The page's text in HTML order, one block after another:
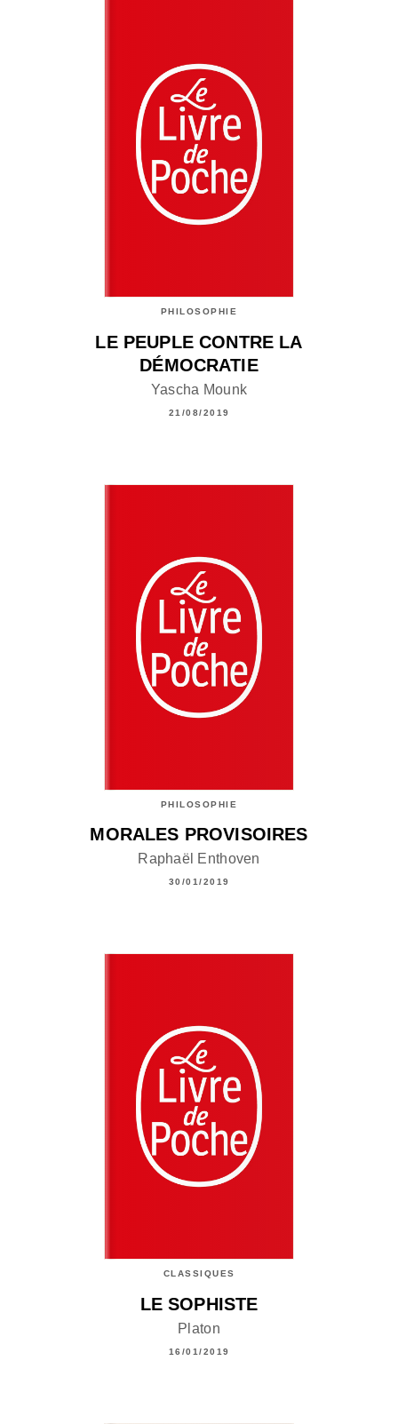
PHILOSOPHIE
LE PEUPLE CONTRE LA
DÉMOCRATIE
Yascha Mounk
21/08/2019
PHILOSOPHIE
MORALES PROVISOIRES
Raphaël Enthoven
30/01/2019
CLASSIQUES
LE SOPHISTE
Platon
16/01/2019